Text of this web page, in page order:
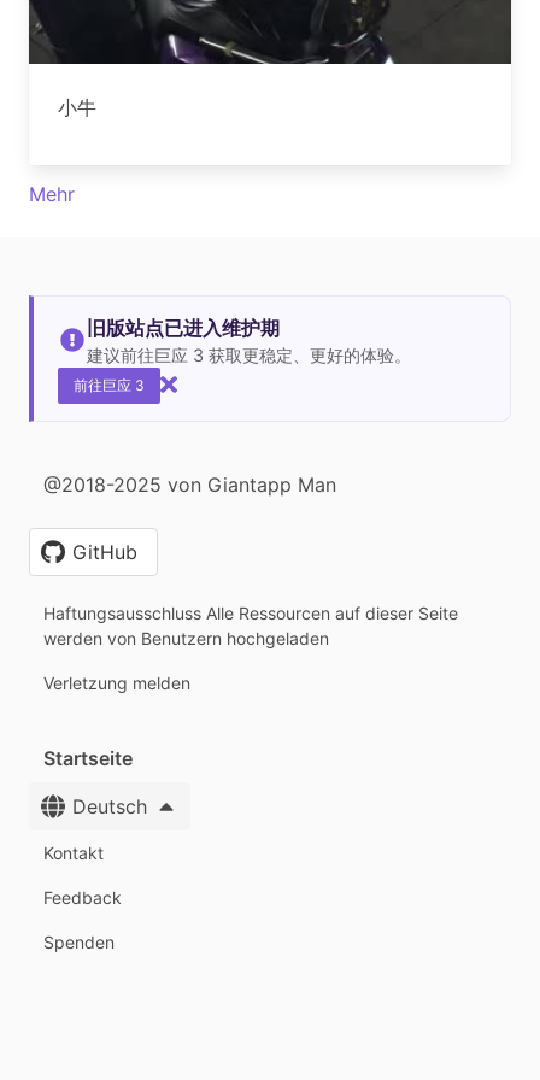
小牛
Mehr
旧版站点已进入维护期
建议前往巨应 3 获取更稳定、更好的体验。
前往巨应 3
@2018-2025 von Giantapp Man
GitHub
Haftungsausschluss Alle Ressourcen auf dieser Seite
werden von Benutzern hochgeladen
Verletzung melden
Startseite
Deutsch
Kontakt
Feedback
Spenden